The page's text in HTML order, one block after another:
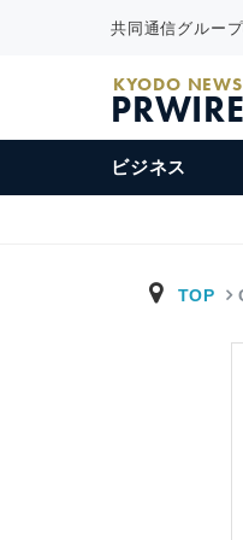
共同通信グルー
KYODO NEWS
PRWIRE
ビジネス
TOP